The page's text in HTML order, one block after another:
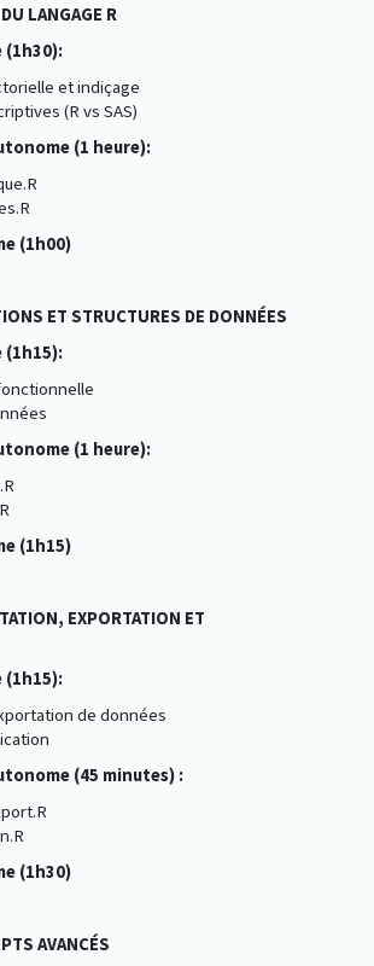
LANGAGE R
(1h30):
et indiçage
(R vs SAS)
(1 heure):
(1h00)
ET STRUCTURES DE DONNÉES
(1h15):
(1 heure):
(1h15)
EXPORTATION ET
(1h15):
de données
(45 minutes) :
(1h30)
AVANCÉS